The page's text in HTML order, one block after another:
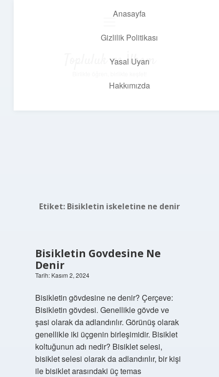
Anasayfa
Gizlilik Politikası
Yasal Uyarı
Hakkımızda
Topluluk ve İlham
Etiket: Bisikletin iskeletine ne denir
Bisikletin Govdesine Ne
Denir
Tarih: Kasım 2, 2024
Bisikletin gövdesine ne denir? Çerçeve:
Bisikletin gövdesi. Genellikle gövde ve
şasi olarak da adlandırılır. Görünüş olarak
genellikle iki üçgenin birleşimidir. Bisiklet
koltuğunun adı nedir? Bisiklet selesi,
bisiklet selesi olarak da adlandırılır, bir kişi
ile bisiklet arasındaki üç temas